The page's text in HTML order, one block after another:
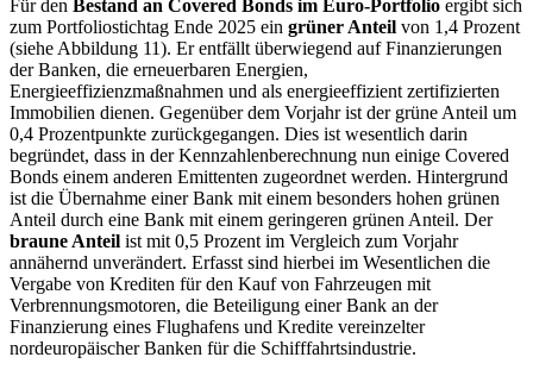
Für den Bestand an Covered Bonds im Euro-Portfolio ergibt sich
zum Portfoliostichtag Ende 2025 ein grüner Anteil von 1,4 Prozent
(siehe Abbildung 11). Er entfällt überwiegend auf Finanzierungen
der Banken, die erneuerbaren Energien,
Energieeffizienzmaßnahmen und als energieeffizient zertifizierten
Immobilien dienen. Gegenüber dem Vorjahr ist der grüne Anteil um
0,4 Prozentpunkte zurückgegangen. Dies ist wesentlich darin
begründet, dass in der Kennzahlenberechnung nun einige Covered
Bonds einem anderen Emittenten zugeordnet werden. Hintergrund
ist die Übernahme einer Bank mit einem besonders hohen grünen
Anteil durch eine Bank mit einem geringeren grünen Anteil. Der
braune Anteil ist mit 0,5 Prozent im Vergleich zum Vorjahr
annähernd unverändert. Erfasst sind hierbei im Wesentlichen die
Vergabe von Krediten für den Kauf von Fahrzeugen mit
Verbrennungsmotoren, die Beteiligung einer Bank an der
Finanzierung eines Flughafens und Kredite vereinzelter
nordeuropäischer Banken für die Schifffahrtsindustrie.